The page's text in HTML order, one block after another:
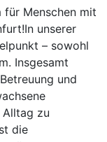
für Menschen mit
unserer
– sowohl
Insgesamt
und
Alltag zu
die